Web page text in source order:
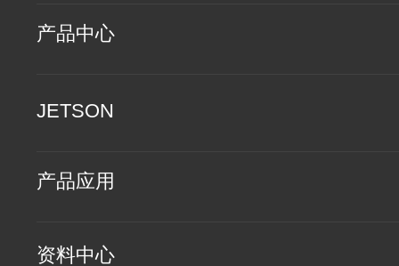
产品中心
JETSON
产品应用
资料中心